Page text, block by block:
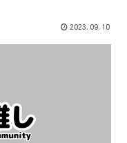
2023.09.10